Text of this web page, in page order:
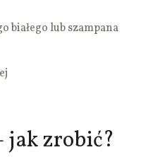
białego lub szampana
jak zrobić?